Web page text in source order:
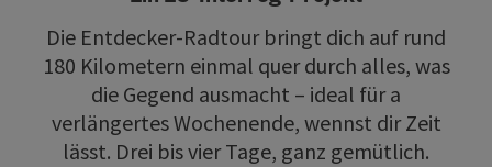
Die Entdecker-Radtour bringt dich auf rund
180 Kilometern einmal quer durch alles, was
die Gegend ausmacht – ideal für a
verlängertes Wochenende, wennst dir Zeit
lässt. Drei bis vier Tage, ganz gemütlich.